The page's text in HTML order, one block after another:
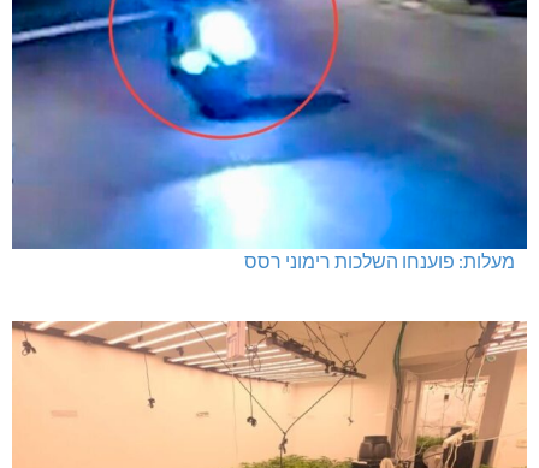
מעלות: פוענחו השלכות רימוני רסס